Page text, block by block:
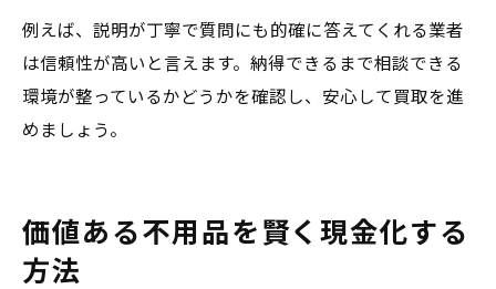
例えば、説明が丁寧で質問にも的確に答えてくれる業者
は信頼性が高いと言えます。納得できるまで相談できる
環境が整っているかどうかを確認し、安心して買取を進
めましょう。
価値ある不用品を賢く現金化する
方法